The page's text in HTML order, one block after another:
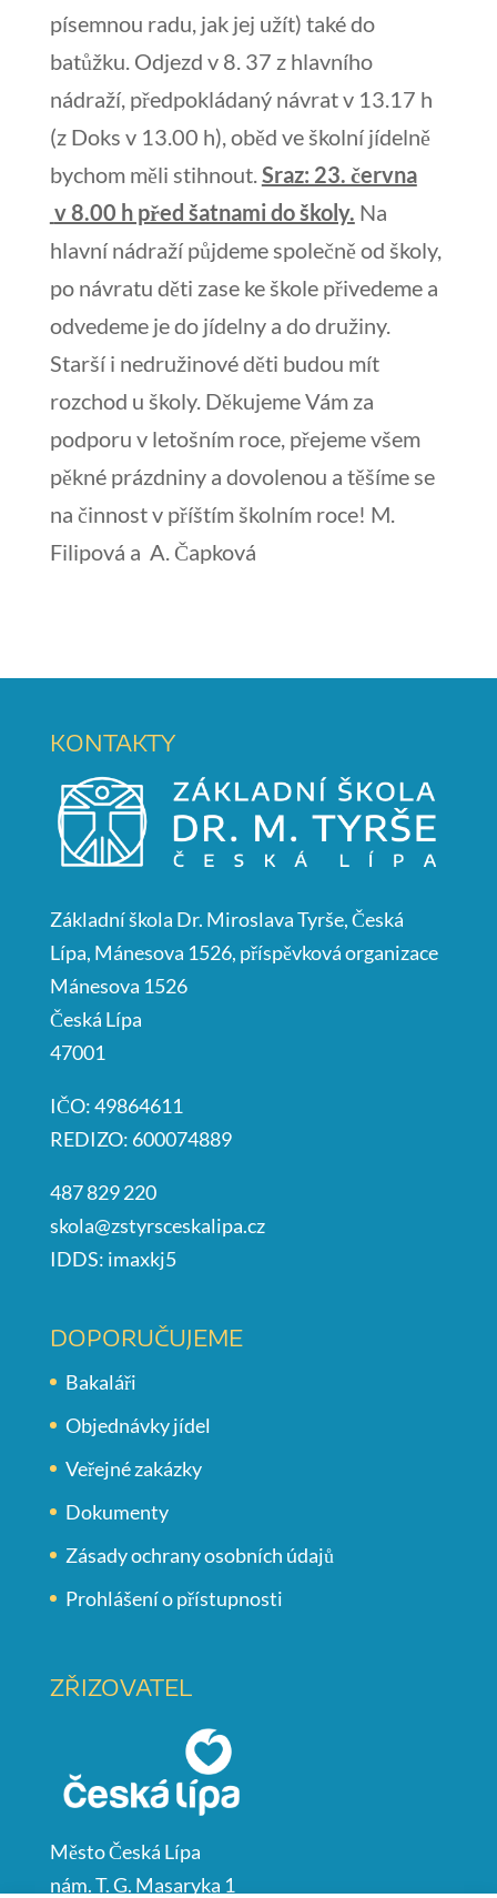
písemnou radu, jak jej užít) také do
batůžku. Odjezd v 8. 37 z hlavního
nádraží, předpokládaný návrat v 13.17 h
(z Doks v 13.00 h), oběd ve školní jídelně
bychom měli stihnout.Sraz: 23. června
v 8.00 h před šatnami do školy. Na
hlavní nádraží půjdeme společně od školy,
po návratu děti zase ke škole přivedeme a
odvedeme je do jídelny a do družiny.
Starší i nedružinové děti budou mít
rozchod u školy. Děkujeme Vám za
podporu v letošním roce, přejeme všem
pěkné prázdniny a dovolenou a těšíme se
na činnost v příštím školním roce! M.
Filipová a A. Čapková
KONTAKTY
Základní škola Dr. Miroslava Tyrše, Česká
Lípa, Mánesova 1526, příspěvková organizace
Mánesova 1526
Česká Lípa
47001
IČO: 49864611
REDIZO: 600074889
487 829 220
skola@zstyrsceskalipa.cz
IDDS: imaxkj5
DOPORUČUJEME
Bakaláři
Objednávky jídel
Veřejné zakázky
Dokumenty
Zásady ochrany osobních údajů
Prohlášení o přístupnosti
ZŘIZOVATEL
Město Česká Lípa
nám. T. G. Masaryka 1